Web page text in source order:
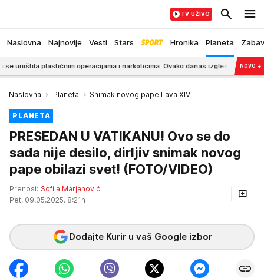
Naslovna Najnovije Vesti Stars Hronika Planeta
TV UŽIVO
plastičnim operacijama i narkoticima: Ovako danas izgleda Danijela 19:26
NOVO →
Naslovna Planeta Snimak novog pape Lava XIV
PLANETA
PRESEDAN U VATIKANU! Ovo se do
sada nije desilo, dirljiv snimak novog
pape obilazi svet! (FOTO/VIDEO)
Prenosi: Sofija Marjanović
Pet, 09.05.2025. 8:21h
Dodajte Kurir u vaš Google izbor